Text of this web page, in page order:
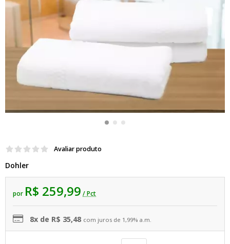
Avaliar produto
Dohler
por R$ 259,99 / Pct
8x de R$ 35,48 com juros de 1,99% a.m.